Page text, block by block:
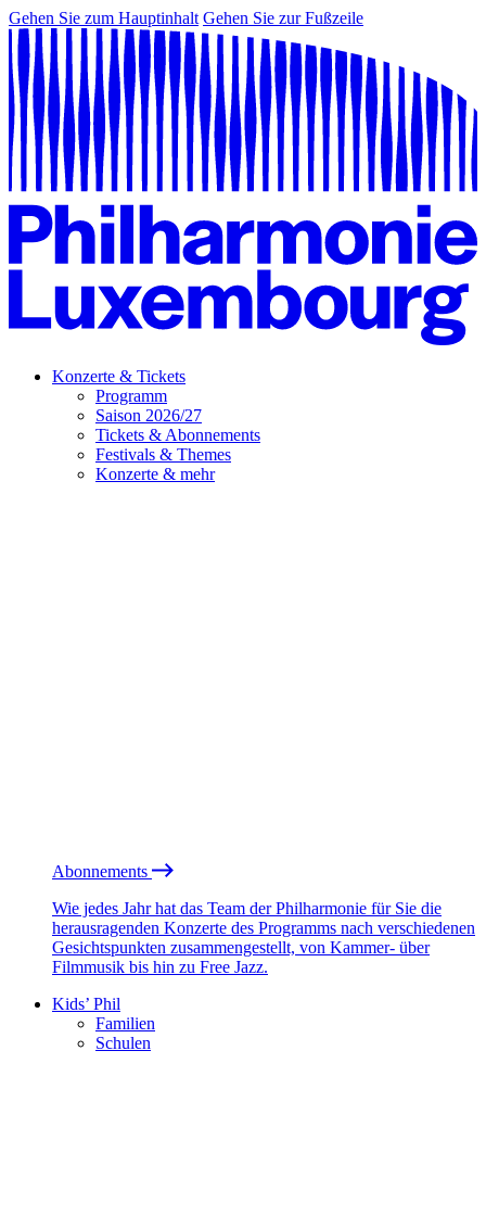
Gehen Sie zum Hauptinhalt Gehen Sie zur Fußzeile
Konzerte & Tickets
Programm
Saison 2026/27
Tickets & Abonnements
Festivals & Themes
Konzerte & mehr
Abonnements
Wie jedes Jahr hat das Team der Philharmonie für Sie die
herausragenden Konzerte des Programms nach verschiedenen
Gesichtspunkten zusammengestellt, von Kammer- über
Filmmusik bis hin zu Free Jazz.
Kids’ Phil
Familien
Schulen